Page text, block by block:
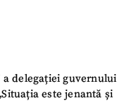
a delegației guvernului
este jenantă și